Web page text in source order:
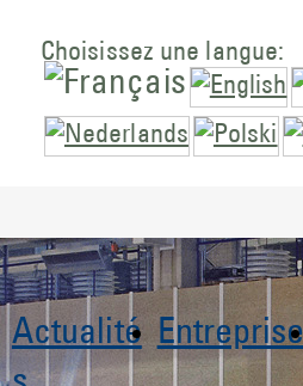
Choisissez une langue:
Actualité Entreprise